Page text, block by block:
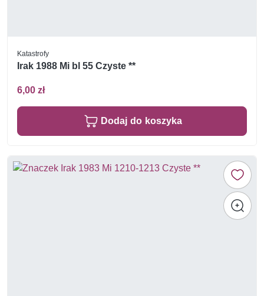
Katastrofy
Irak 1988 Mi bl 55 Czyste **
6,00 zł
Dodaj do koszyka